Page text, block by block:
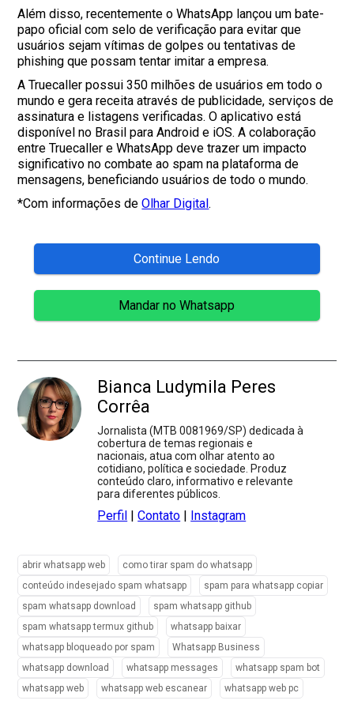
Além disso, recentemente o WhatsApp lançou um bate-
papo oficial com selo de verificação para evitar que
usuários sejam vítimas de golpes ou tentativas de
phishing que possam tentar imitar a empresa.
A Truecaller possui 350 milhões de usuários em todo o
mundo e gera receita através de publicidade, serviços de
assinatura e listagens verificadas. O aplicativo está
disponível no Brasil para Android e iOS. A colaboração
entre Truecaller e WhatsApp deve trazer um impacto
significativo no combate ao spam na plataforma de
mensagens, beneficiando usuários de todo o mundo.
*Com informações deOlhar Digital.
Continue Lendo
Mandar no Whatsapp
Bianca Ludymila Peres
Corrêa
Jornalista (MTB 0081969/SP) dedicada à
cobertura de temas regionais e
nacionais, atua com olhar atento ao
cotidiano, política e sociedade. Produz
conteúdo claro, informativo e relevante
para diferentes públicos.
Perfil |Contato Instagram
abrir whatsapp web
como tirar spam do whatsapp
conteúdo indesejado spam whatsapp
spam para whatsapp copiar
spam whatsapp download
spam whatsapp github
spam whatsapp termux github
whatsapp baixar
whatsapp bloqueado por spam
Whatsapp Business
whatsapp download
whatsapp messages
whatsapp spam bot
whatsapp web
whatsapp web escanear whatsapp web pc